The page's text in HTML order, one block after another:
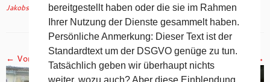
Jakobsweg 2008 – 15. Tag auf dem Camino Francés.
← Vorheriges Nächstes →
bereitgestellt haben oder die sie im Rahmen
Ihrer Nutzung der Dienste gesammelt haben.
Persönliche Anmerkung: Dieser Text ist der
Standardtext um der DSGVO genüge zu tun.
Tatsächlich geben wir überhaupt nichts
weiter, wozu auch? Aber diese Einblendung